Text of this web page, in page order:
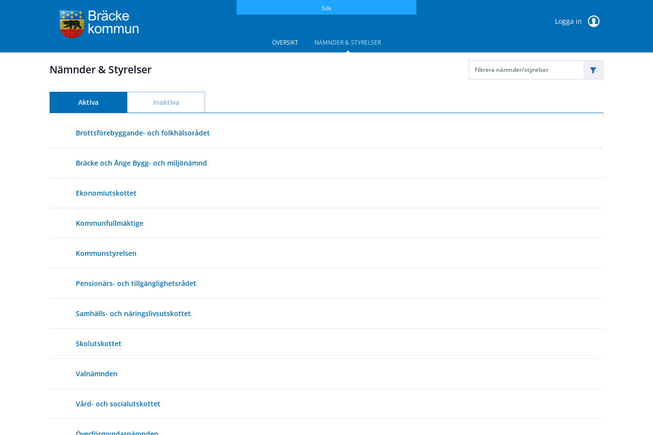
Sök
Logga in
ÖVERSIKT NÄMNDER & STYRELSER
Nämnder & Styrelser Filtrera nämnder/styrelser
Aktiva Inaktiva
Brottsförebyggande- och folkhälsorådet
Bräcke och Ånge Bygg- och miljönämnd
Ekonomiutskottet
Kommunfullmäktige
Kommunstyrelsen
Pensionärs- och tillgänglighetsrådet
Samhälls- och näringslivsutskottet
Skolutskottet
Valnämnden
Vård- och socialutskottet